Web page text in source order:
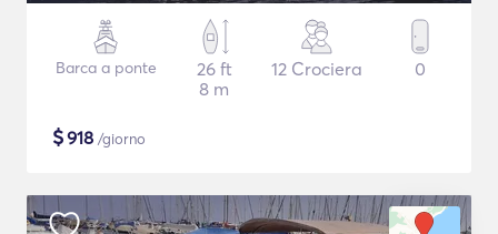
Barca a ponte
26 ft
8 m
12 Crociera 0
$918 /giorno